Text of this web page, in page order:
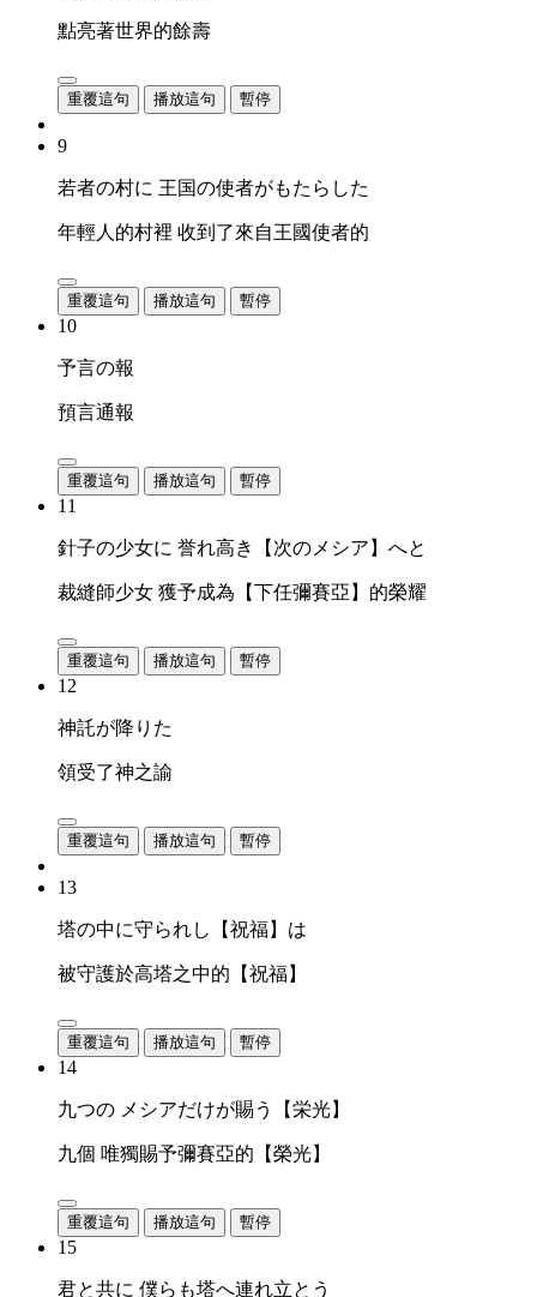
點亮著世界的餘壽
重覆這句 播放這句 暫停
9
若者の村に 王国の使者がもたらした
年輕人的村裡 收到了來自王國使者的
重覆這句 播放這句 暫停
10
予言の報
預言通報
重覆這句 播放這句 暫停
11
針子の少女に 誉れ高き【次のメシア】へと
裁縫師少女 獲予成為【下任彌賽亞】的榮耀
重覆這句 播放這句 暫停
12
神託が降りた
領受了神之諭
重覆這句 播放這句 暫停
13
塔の中に守られし【祝福】は
被守護於高塔之中的【祝福】
重覆這句 播放這句 暫停
14
九つの メシアだけが賜う【栄光】
九個 唯獨賜予彌賽亞的【榮光】
重覆這句 播放這句 暫停
15
君と共に 僕らも塔へ連れ立とう